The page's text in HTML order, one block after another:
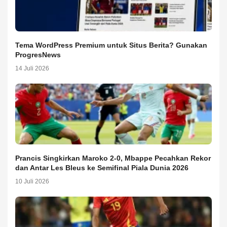
Tema WordPress Premium untuk Situs Berita? Gunakan
ProgresNews
14 Juli 2026
Prancis Singkirkan Maroko 2-0, Mbappe Pecahkan Rekor
dan Antar Les Bleus ke Semifinal Piala Dunia 2026
10 Juli 2026